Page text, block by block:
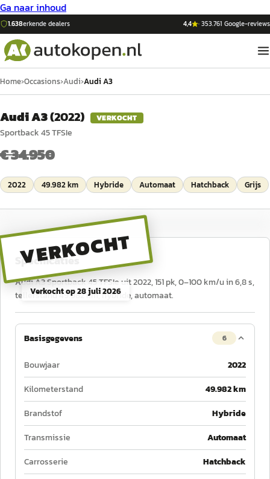
Ga naar inhoud
1.638erkende dealers 4,4 ·353.761 Google-reviews
Home›Occasions›Audi›Audi A3
Audi A3(2022) VERKOCHT
Sportback 45 TFSIe
€ 34.950
2022 49.982 km Hybride Automaat Hatchback Grijs
VERKOCHT
Verkocht op28 juli 2026
Specificaties
Audi A3 Sportback 45 TFSIe uit 2022, 151 pk, 0–100 km/u in 6,8 s,
tellerstand 49.982 km, hybride, automaat.
Basisgegevens 6
Bouwjaar
2022
Kilometerstand
49.982 km
Brandstof
Hybride
Transmissie
Automaat
Carrosserie
Hatchback